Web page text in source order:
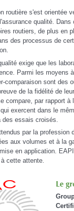
routière s'est orientée
qualité. Dans
routiers, de plus en
des processus de
exige que les
Parmi les moyens
comparaison sont des
de la fidélité de
compare, par rapport à
qui exercent dans le
des essais croisés.
par la
aux volumes et à la
en application.
cette attente.
Le